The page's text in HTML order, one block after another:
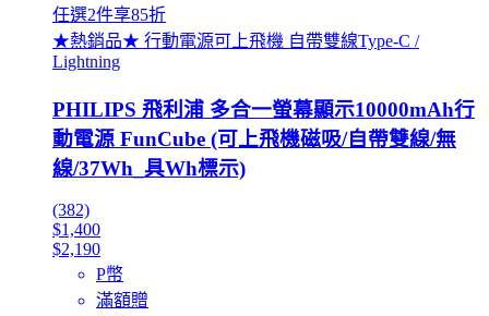
任選2件享85折
★熱銷品★ 行動電源可上飛機 自帶雙線Type-C /
Lightning
PHILIPS 飛利浦 多合一螢幕顯示10000mAh行
動電源 FunCube (可上飛機磁吸/自帶雙線/無
線/37Wh_具Wh標示)
(382)
$1,400
$2,190
P幣
滿額贈